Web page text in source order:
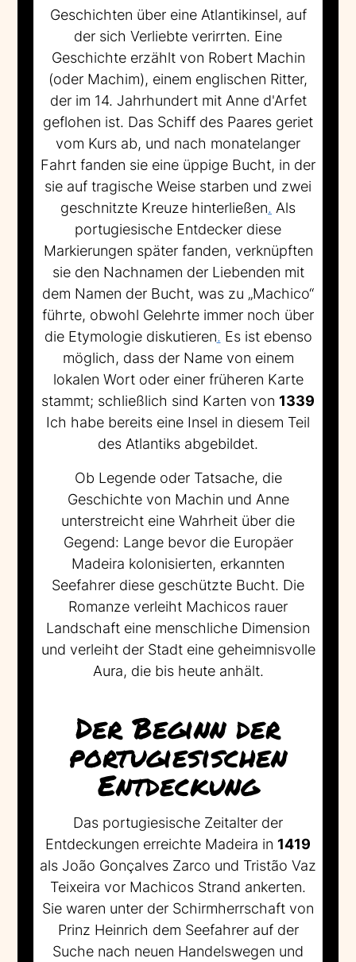
Geschichten über eine Atlantikinsel, auf
der sich Verliebte verirrten. Eine
Geschichte erzählt von Robert Machin
(oder Machim), einem englischen Ritter,
der im 14. Jahrhundert mit Anne d'Arfet
geflohen ist. Das Schiff des Paares geriet
vom Kurs ab, und nach monatelanger
Fahrt fanden sie eine üppige Bucht, in der
sie auf tragische Weise starben und zwei
geschnitzte Kreuze hinterließen. Als
portugiesische Entdecker diese
Markierungen später fanden, verknüpften
sie den Nachnamen der Liebenden mit
dem Namen der Bucht, was zu „Machico“
führte, obwohl Gelehrte immer noch über
die Etymologie diskutieren. Es ist ebenso
möglich, dass der Name von einem
lokalen Wort oder einer früheren Karte
stammt; schließlich sind Karten von 1339
Ich habe bereits eine Insel in diesem Teil
des Atlantiks abgebildet.
Ob Legende oder Tatsache, die
Geschichte von Machin und Anne
unterstreicht eine Wahrheit über die
Gegend: Lange bevor die Europäer
Madeira kolonisierten, erkannten
Seefahrer diese geschützte Bucht. Die
Romanze verleiht Machicos rauer
Landschaft eine menschliche Dimension
und verleiht der Stadt eine geheimnisvolle
Aura, die bis heute anhält.
Der Beginn der
portugiesischen
Entdeckung
Das portugiesische Zeitalter der
Entdeckungen erreichte Madeira in 1419
als João Gonçalves Zarco und Tristão Vaz
Teixeira vor Machicos Strand ankerten.
Sie waren unter der Schirmherrschaft von
Prinz Heinrich dem Seefahrer auf der
Suche nach neuen Handelswegen und